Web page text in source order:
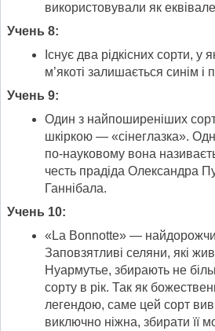
використовували як
Учень 8:
Існує два рідкісних сорти, у
м’якоті залишається синім і
Учень 9:
Один з найпоширеніших
шкіркою — «сінеглазка».
по-науковому вона
честь прадіда Олександра
Ганнібала.
Учень 10:
«La Bonnotte» —
Заповзятливі селяни, які
Нуармутье, збирають не
сорту в рік. Так як
легендою, саме цей сорт
виключно ніжна, збирати її